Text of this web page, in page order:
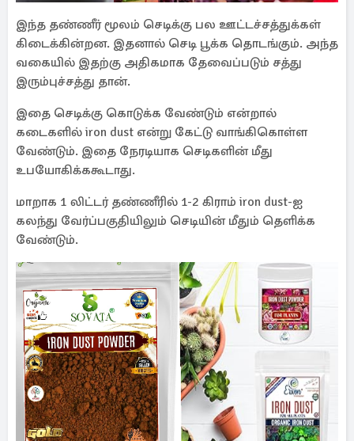
இந்த தண்ணீர் மூலம் செடிக்கு பல ஊட்டச்சத்துக்கள்
கிடைக்கின்றன. இதனால் செடி பூக்க தொடங்கும். அந்த
வகையில் இதற்கு அதிகமாக தேவைப்படும் சத்து
இரும்புச்சத்து தான்.
இதை செடிக்கு கொடுக்க வேண்டும் என்றால்
கடைகளில் iron dust என்று கேட்டு வாங்கிகொள்ள
வேண்டும். இதை நேரடியாக செடிகளின் மீது
உபயோகிக்ககூடாது.
மாறாக 1 லிட்டர் தண்ணீரில் 1-2 கிராம் iron dust-ஐ
கலந்து வேர்ப்பகுதியிலும் செடியின் மீதும் தெளிக்க
வேண்டும்.